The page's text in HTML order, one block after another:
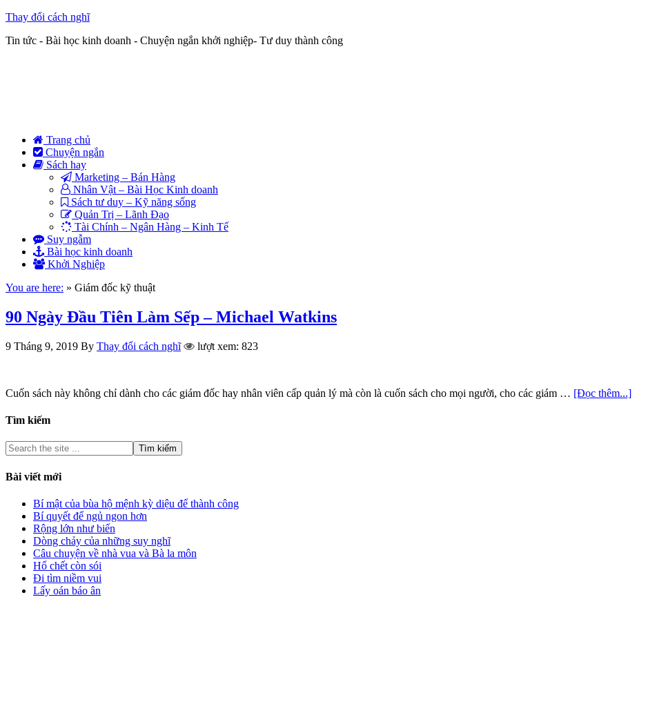
Thay đổi cách nghĩ
Tin tức - Bài học kinh doanh - Chuyện ngắn khởi nghiệp- Tư duy thành công
Trang chủ
Chuyện ngắn
Sách hay
Marketing – Bán Hàng
Nhân Vật – Bài Học Kinh doanh
Sách tư duy – Kỹ năng sống
Quản Trị – Lãnh Đạo
Tài Chính – Ngân Hàng – Kinh Tế
Suy ngẫm
Bài học kinh doanh
Khởi Nghiệp
You are here: » Giám đốc kỹ thuật
90 Ngày Đầu Tiên Làm Sếp – Michael Watkins
9 Tháng 9, 2019 By Thay đổi cách nghĩ lượt xem: 823
Cuốn sách này không chỉ dành cho các giám đốc hay nhân viên cấp quản lý mà còn là cuốn sách cho mọi người, cho các giám … [Đọc thêm...]
Tìm kiếm
Bài viết mới
Bí mật của bùa hộ mệnh kỳ diệu để thành công
Bí quyết để ngủ ngon hơn
Rộng lớn như biển
Dòng chảy của những suy nghĩ
Câu chuyện về nhà vua và Bà la môn
Hổ chết còn sói
Đi tìm niềm vui
Lấy oán báo ân